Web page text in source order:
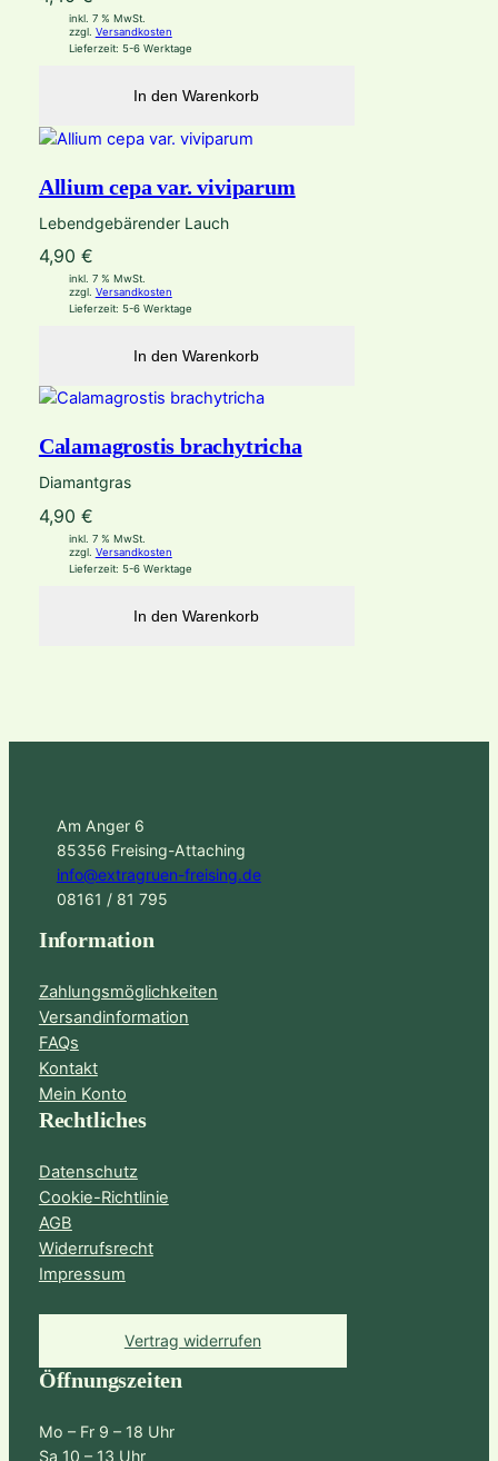
inkl. 7 % MwSt.
zzgl. Versandkosten
Lieferzeit: 5-6 Werktage
In den Warenkorb
Allium cepa var. viviparum
Lebendgebärender Lauch
4,90 €
inkl. 7 % MwSt.
zzgl. Versandkosten
Lieferzeit: 5-6 Werktage
In den Warenkorb
Calamagrostis brachytricha
Diamantgras
4,90 €
inkl. 7 % MwSt.
zzgl. Versandkosten
Lieferzeit: 5-6 Werktage
In den Warenkorb
Am Anger 6
85356 Freising-Attaching
info@extragruen-freising.de
08161 / 81 795
Information
Zahlungsmöglichkeiten
Versandinformation
FAQs
Kontakt
Mein Konto
Rechtliches
Datenschutz
Cookie-Richtlinie
AGB
Widerrufsrecht
Impressum
Vertrag widerrufen
Öffnungszeiten
Mo – Fr 9 – 18 Uhr
Sa 10 – 13 Uhr